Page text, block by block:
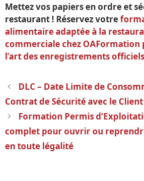
Mettez vos papiers en ordre et
restaurant ! Réservez votre
alimentaire adaptée à la
commerciale chez
l’art des enregistrements
Navigation
des
DLC – Date Limite de
Contrat de Sécurité avec le Client
Formation Permis
complet pour ouvrir ou
en toute légalité